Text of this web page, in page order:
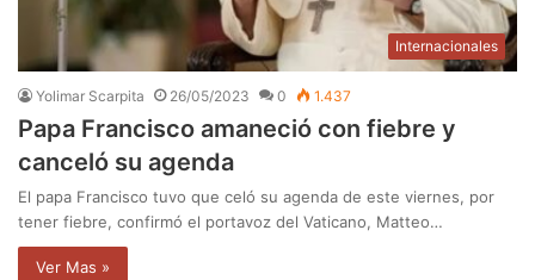
Internacionales
Yolimar Scarpita 26/05/2023 0 1.437
Papa Francisco amaneció con fiebre y
canceló su agenda
El papa Francisco tuvo que celó su agenda de este viernes, por
tener fiebre, confirmó el portavoz del Vaticano, Matteo…
Ver Mas »